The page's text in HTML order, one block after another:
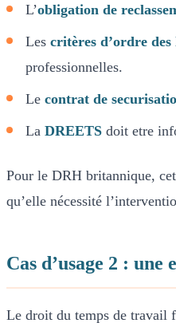
L’obligation de
Les critères d’ordre des
professionnelles.
Le contrat de
La DREETS doit etre
Pour le DRH britannique,
qu’elle nécessité
Cas d’usage 2 :
Le droit du temps de travail